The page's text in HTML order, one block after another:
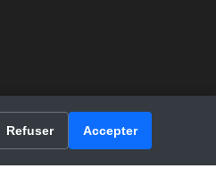
Refuser Accepter